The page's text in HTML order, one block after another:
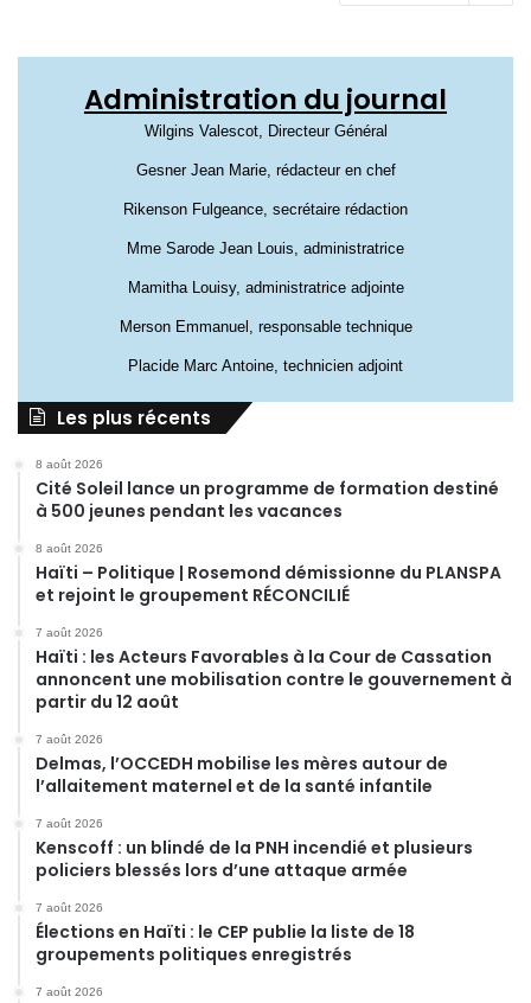
Administration du journal
Wilgins Valescot, Directeur Général
Gesner Jean Marie, rédacteur en chef
Rikenson Fulgeance, secrétaire rédaction
Mme Sarode Jean Louis, administratrice
Mamitha Louisy, administratrice adjointe
Merson Emmanuel, responsable technique
Placide Marc Antoine, technicien adjoint
Les plus récents
8 août 2026
Cité Soleil lance un programme de formation destiné
à 500 jeunes pendant les vacances
8 août 2026
Haïti – Politique | Rosemond démissionne du PLANSPA
et rejoint le groupement RÉCONCILIÉ
7 août 2026
Haïti : les Acteurs Favorables à la Cour de Cassation
annoncent une mobilisation contre le gouvernement à
partir du 12 août
7 août 2026
Delmas, l’OCCEDH mobilise les mères autour de
l’allaitement maternel et de la santé infantile
7 août 2026
Kenscoff : un blindé de la PNH incendié et plusieurs
policiers blessés lors d’une attaque armée
7 août 2026
Élections en Haïti : le CEP publie la liste de 18
groupements politiques enregistrés
7 août 2026